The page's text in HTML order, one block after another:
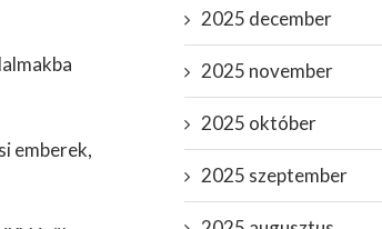
emberek,
2025 december
2025 november
2025 október
2025 szeptember